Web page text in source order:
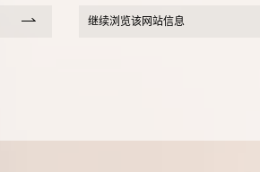
继续浏览该网站信息